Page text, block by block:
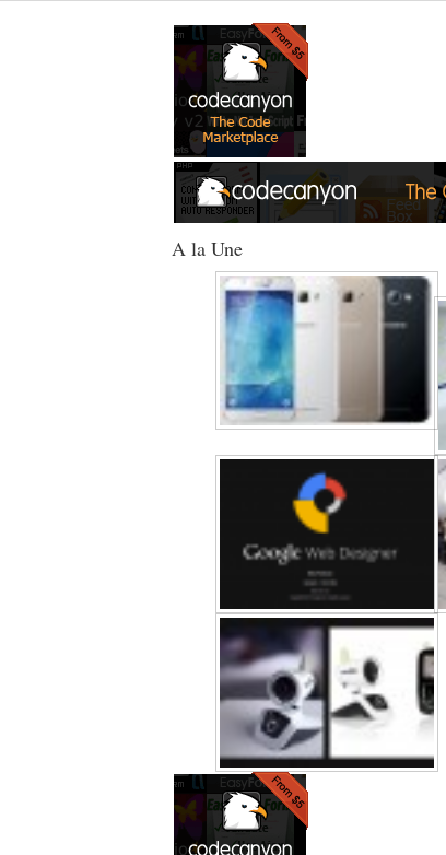
A la Une